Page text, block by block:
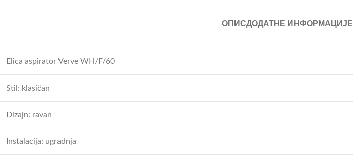
ОПИСДОДАТНЕ ИНФОРМАЦИЈЕ
Elica aspirator Verve WH/F/60
Stil: klasičan
Dizajn: ravan
Instalacija: ugradnja